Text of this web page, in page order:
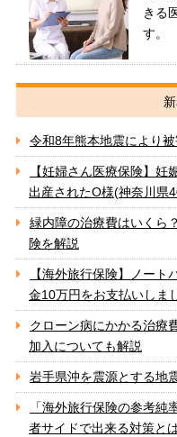
きる
す。
令和8年熊本地震により
【妊婦さん医療保険】
出産されたO様(神奈川県
緑内障の治療費はいくら
険を解説
【海外旅行保険】ノー
金10万円をお支払いしま
クローン病にかかる治療
加入についても解説
岩手県沖を震源とする地
「海外旅行保険の参考純
者サイドで出来る対策とは